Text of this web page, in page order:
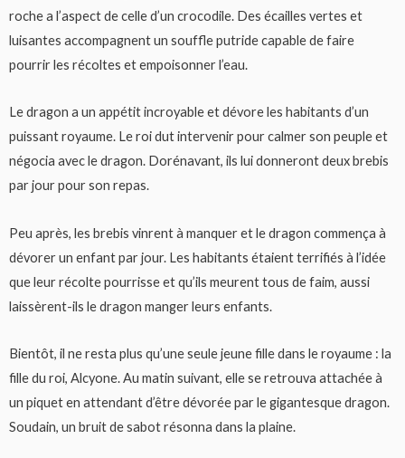
roche a l’aspect de celle d’un crocodile. Des écailles vertes et
luisantes accompagnent un souffle putride capable de faire
pourrir les récoltes et empoisonner l’eau.
Le dragon a un appétit incroyable et dévore les habitants d’un
puissant royaume. Le roi dut intervenir pour calmer son peuple et
négocia avec le dragon. Dorénavant, ils lui donneront deux brebis
par jour pour son repas.
Peu après, les brebis vinrent à manquer et le dragon commença à
dévorer un enfant par jour. Les habitants étaient terrifiés à l’idée
que leur récolte pourrisse et qu’ils meurent tous de faim, aussi
laissèrent-ils le dragon manger leurs enfants.
Bientôt, il ne resta plus qu’une seule jeune fille dans le royaume : la
fille du roi, Alcyone. Au matin suivant, elle se retrouva attachée à
un piquet en attendant d’être dévorée par le gigantesque dragon.
Soudain, un bruit de sabot résonna dans la plaine.